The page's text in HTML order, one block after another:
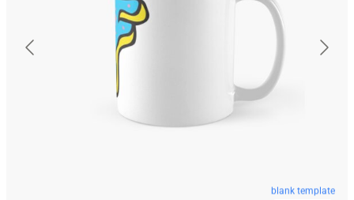
blank template